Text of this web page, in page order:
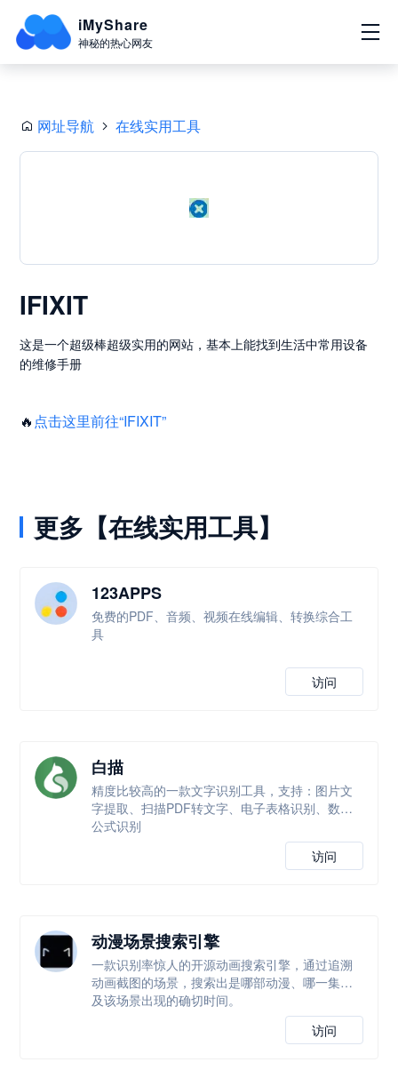
iMyShare
神秘的热心网友
网址导航 在线实用工具
IFIXIT
这是一个超级棒超级实用的网站，基本上能找到生活中常用设备
的维修手册
🔥 点击这里前往“IFIXIT”
更多【在线实用工具】
123APPS
免费的PDF、音频、视频在线编辑、转换综合工
具
访问
白描
精度比较高的一款文字识别工具，支持：图片文
字提取、扫描PDF转文字、电子表格识别、数学
公式识别
访问
动漫场景搜索引擎
一款识别率惊人的开源动画搜索引擎，通过追溯
动画截图的场景，搜索出是哪部动漫、哪一集以
及该场景出现的确切时间。
访问